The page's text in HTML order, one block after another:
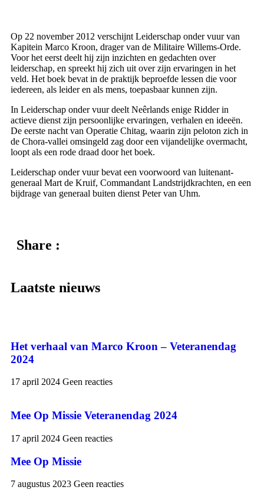
Op 22 november 2012 verschijnt Leiderschap onder vuur van
Kapitein Marco Kroon, drager van de Militaire Willems-Orde.
Voor het eerst deelt hij zijn inzichten en gedachten over
leiderschap, en spreekt hij zich uit over zijn ervaringen in het
veld. Het boek bevat in de praktijk beproefde lessen die voor
iedereen, als leider en als mens, toepasbaar kunnen zijn.
In Leiderschap onder vuur deelt Neêrlands enige Ridder in
actieve dienst zijn persoonlijke ervaringen, verhalen en ideeën.
De eerste nacht van Operatie Chitag, waarin zijn peloton zich in
de Chora-vallei omsingeld zag door een vijandelijke overmacht,
loopt als een rode draad door het boek.
Leiderschap onder vuur bevat een voorwoord van luitenant-
generaal Mart de Kruif, Commandant Landstrijdkrachten, en een
bijdrage van generaal buiten dienst Peter van Uhm.
Share :
Laatste nieuws
Het verhaal van Marco Kroon – Veteranendag
2024
17 april 2024 Geen reacties
Mee Op Missie Veteranendag 2024
17 april 2024 Geen reacties
Mee Op Missie
7 augustus 2023 Geen reacties